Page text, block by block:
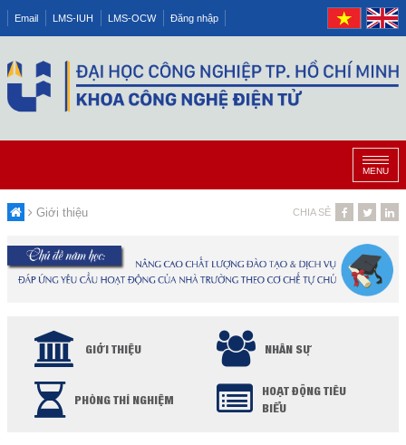
Email LMS-IUH LMS-OCW Đăng nhập
MENU
Giới thiệu CHIA SẺ
GIỚI THIỆU NHÂN SỰ
PHÒNG THÍ NGHIỆM
HOẠT ĐỘNG TIÊU
BIỂU